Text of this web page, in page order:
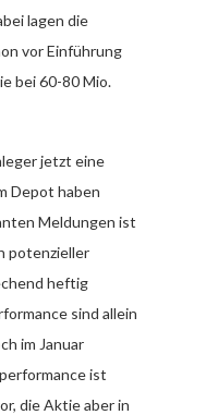
lagen die
vor Einführung
bei 60-80 Mio.
jetzt eine
Depot haben
Meldungen ist
potenzieller
heftig
sind allein
im Januar
ist
die Aktie aber in